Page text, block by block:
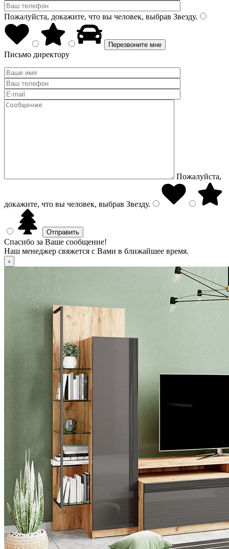
Пожалуйста, докажите, что вы человек, выбрав Звезду.
Письмо директору
Пожалуйста,
докажите, что вы человек, выбрав Звезду.
Спасибо за Ваше сообщение!
Наш менеджер свяжется с Вами в ближайшее время.